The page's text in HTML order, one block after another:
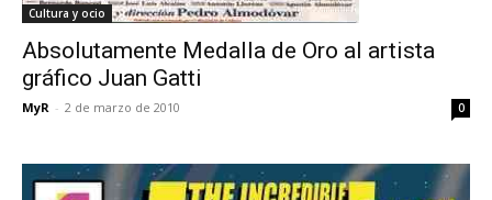
Cultura y ocio
Absolutamente Medalla de Oro al artista
gráfico Juan Gatti
MyR - 2 de marzo de 2010 0